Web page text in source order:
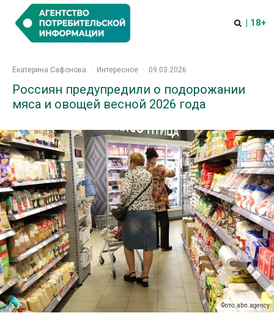
| 18+
Екатерина Сафонова · Интересное · 09.03.2026
Россиян предупредили о подорожании
мяса и овощей весной 2026 года
Фото: abn.agency